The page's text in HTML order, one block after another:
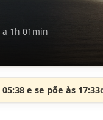
1h 01min
e se põe às 17:33